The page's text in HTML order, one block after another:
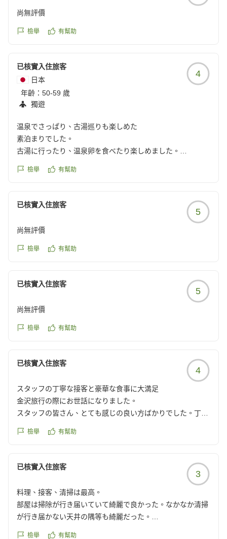
クチコミの詳細はこちらから
尚無評價
檢舉 有幫助
已核實入住旅客
日本
年齡： 50-59 歲
獨遊
4
温泉でさっぱり、古湯巡りも楽しめた
素泊まりでした。
古湯に行ったり、温泉卵を食べたり楽しめました。
クチコミの詳細はこちらから
reviewId=33123478207569
檢舉 有幫助
已核實入住旅客
5
尚無評價
檢舉 有幫助
已核實入住旅客
5
尚無評價
檢舉 有幫助
已核實入住旅客
4
スタッフの丁寧な接客と豪華な食事に大満足
金沢旅行の際にお世話になりました。
スタッフの皆さん、とても感じの良い方ばかりでした。丁寧
他の方も書いている通り、施設自体はやや古いですが綺麗に
温泉は貸切させえもらい、子連れにはありがたかったです!
こちらも凄く丁寧に盛り付けされていて、目でも楽しませて
いただきました。
また、半個室の食事処もまた子連れにはゆっくりできてあり
がたいポイントでした!
スタッフの皆さま、暑い中、心温まる接客ありがとうござい
檢舉 有幫助
已核實入住旅客
3
料理、接客、清掃は最高。
部屋は掃除が行き届いていて綺麗で良かった。なかなか清掃
が行き届かない天井の隅等も綺麗だった。
檢舉 有幫助